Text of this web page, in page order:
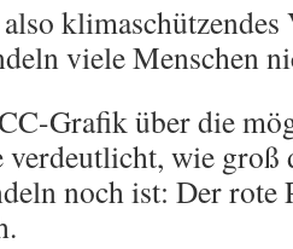
viele Menschen
Grafik über die
verdeutlicht, wie
noch ist: Der rote